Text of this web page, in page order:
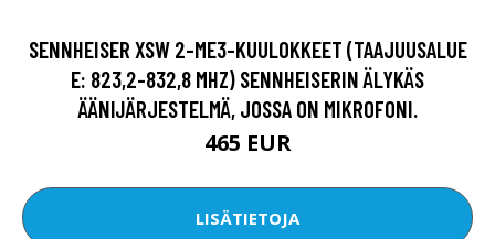
SENNHEISER XSW 2-ME3-KUULOKKEET (TAAJUUSALUE
E: 823,2-832,8 MHZ) SENNHEISERIN ÄLYKÄS
ÄÄNIJÄRJESTELMÄ, JOSSA ON MIKROFONI.
465 EUR
LISÄTIETOJA